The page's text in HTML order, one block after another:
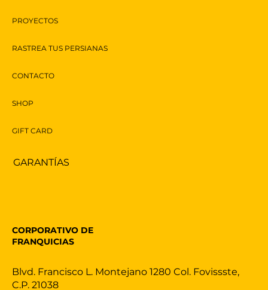
Funcionalidad en un Solo Click
PROYECTOS
RASTREA TUS PERSIANAS
CONTACTO
SHOP
GIFT CARD
GARANTÍAS
Blvd. Francisco L. Montejano 1280 Col. Fovissste,
C.P. 21038
CORPORATIVO DE
FRANQUICIAS